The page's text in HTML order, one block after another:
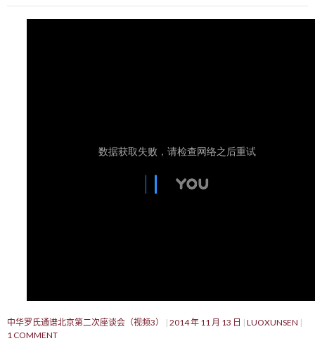
中华罗氏通谱北京第二次座谈会（视频3） 2014 年 11 月 13 日
LUOXUNSEN
1 COMMENT